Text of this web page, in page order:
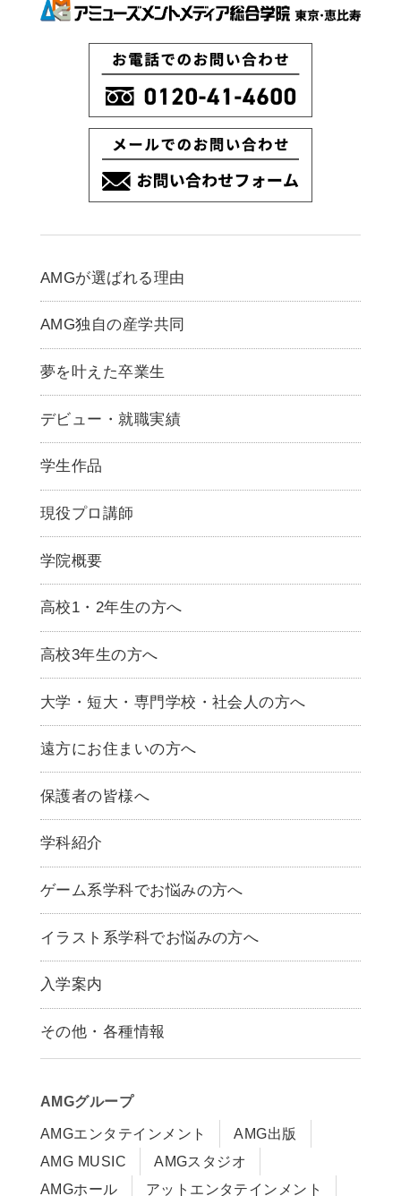
AMGが選ばれる理由
AMG独自の産学共同
夢を叶えた卒業生
デビュー・就職実績
学生作品
現役プロ講師
学院概要
高校1・2年生の方へ
高校3年生の方へ
大学・短大・専門学校・社会人の方へ
遠方にお住まいの方へ
保護者の皆様へ
学科紹介
ゲームクリエイター学科
CG学科
アニメーション学科
声優学科
ゲーム系学科でお悩みの方へ
イラスト系学科でお悩みの方へ
入学案内
募集要項
早期出願制度・AOエントリー
入学までの流れ
学費サポート・各種制度
学費について
Q&A
その他・各種情報
アクセス
在校生・保護者の方へ
卒業生の皆様へ
AMGグループ
AMGエンタテインメント
AMG出版
AMG MUSIC
AMGスタジオ
AMGホール
アットエンタテインメント